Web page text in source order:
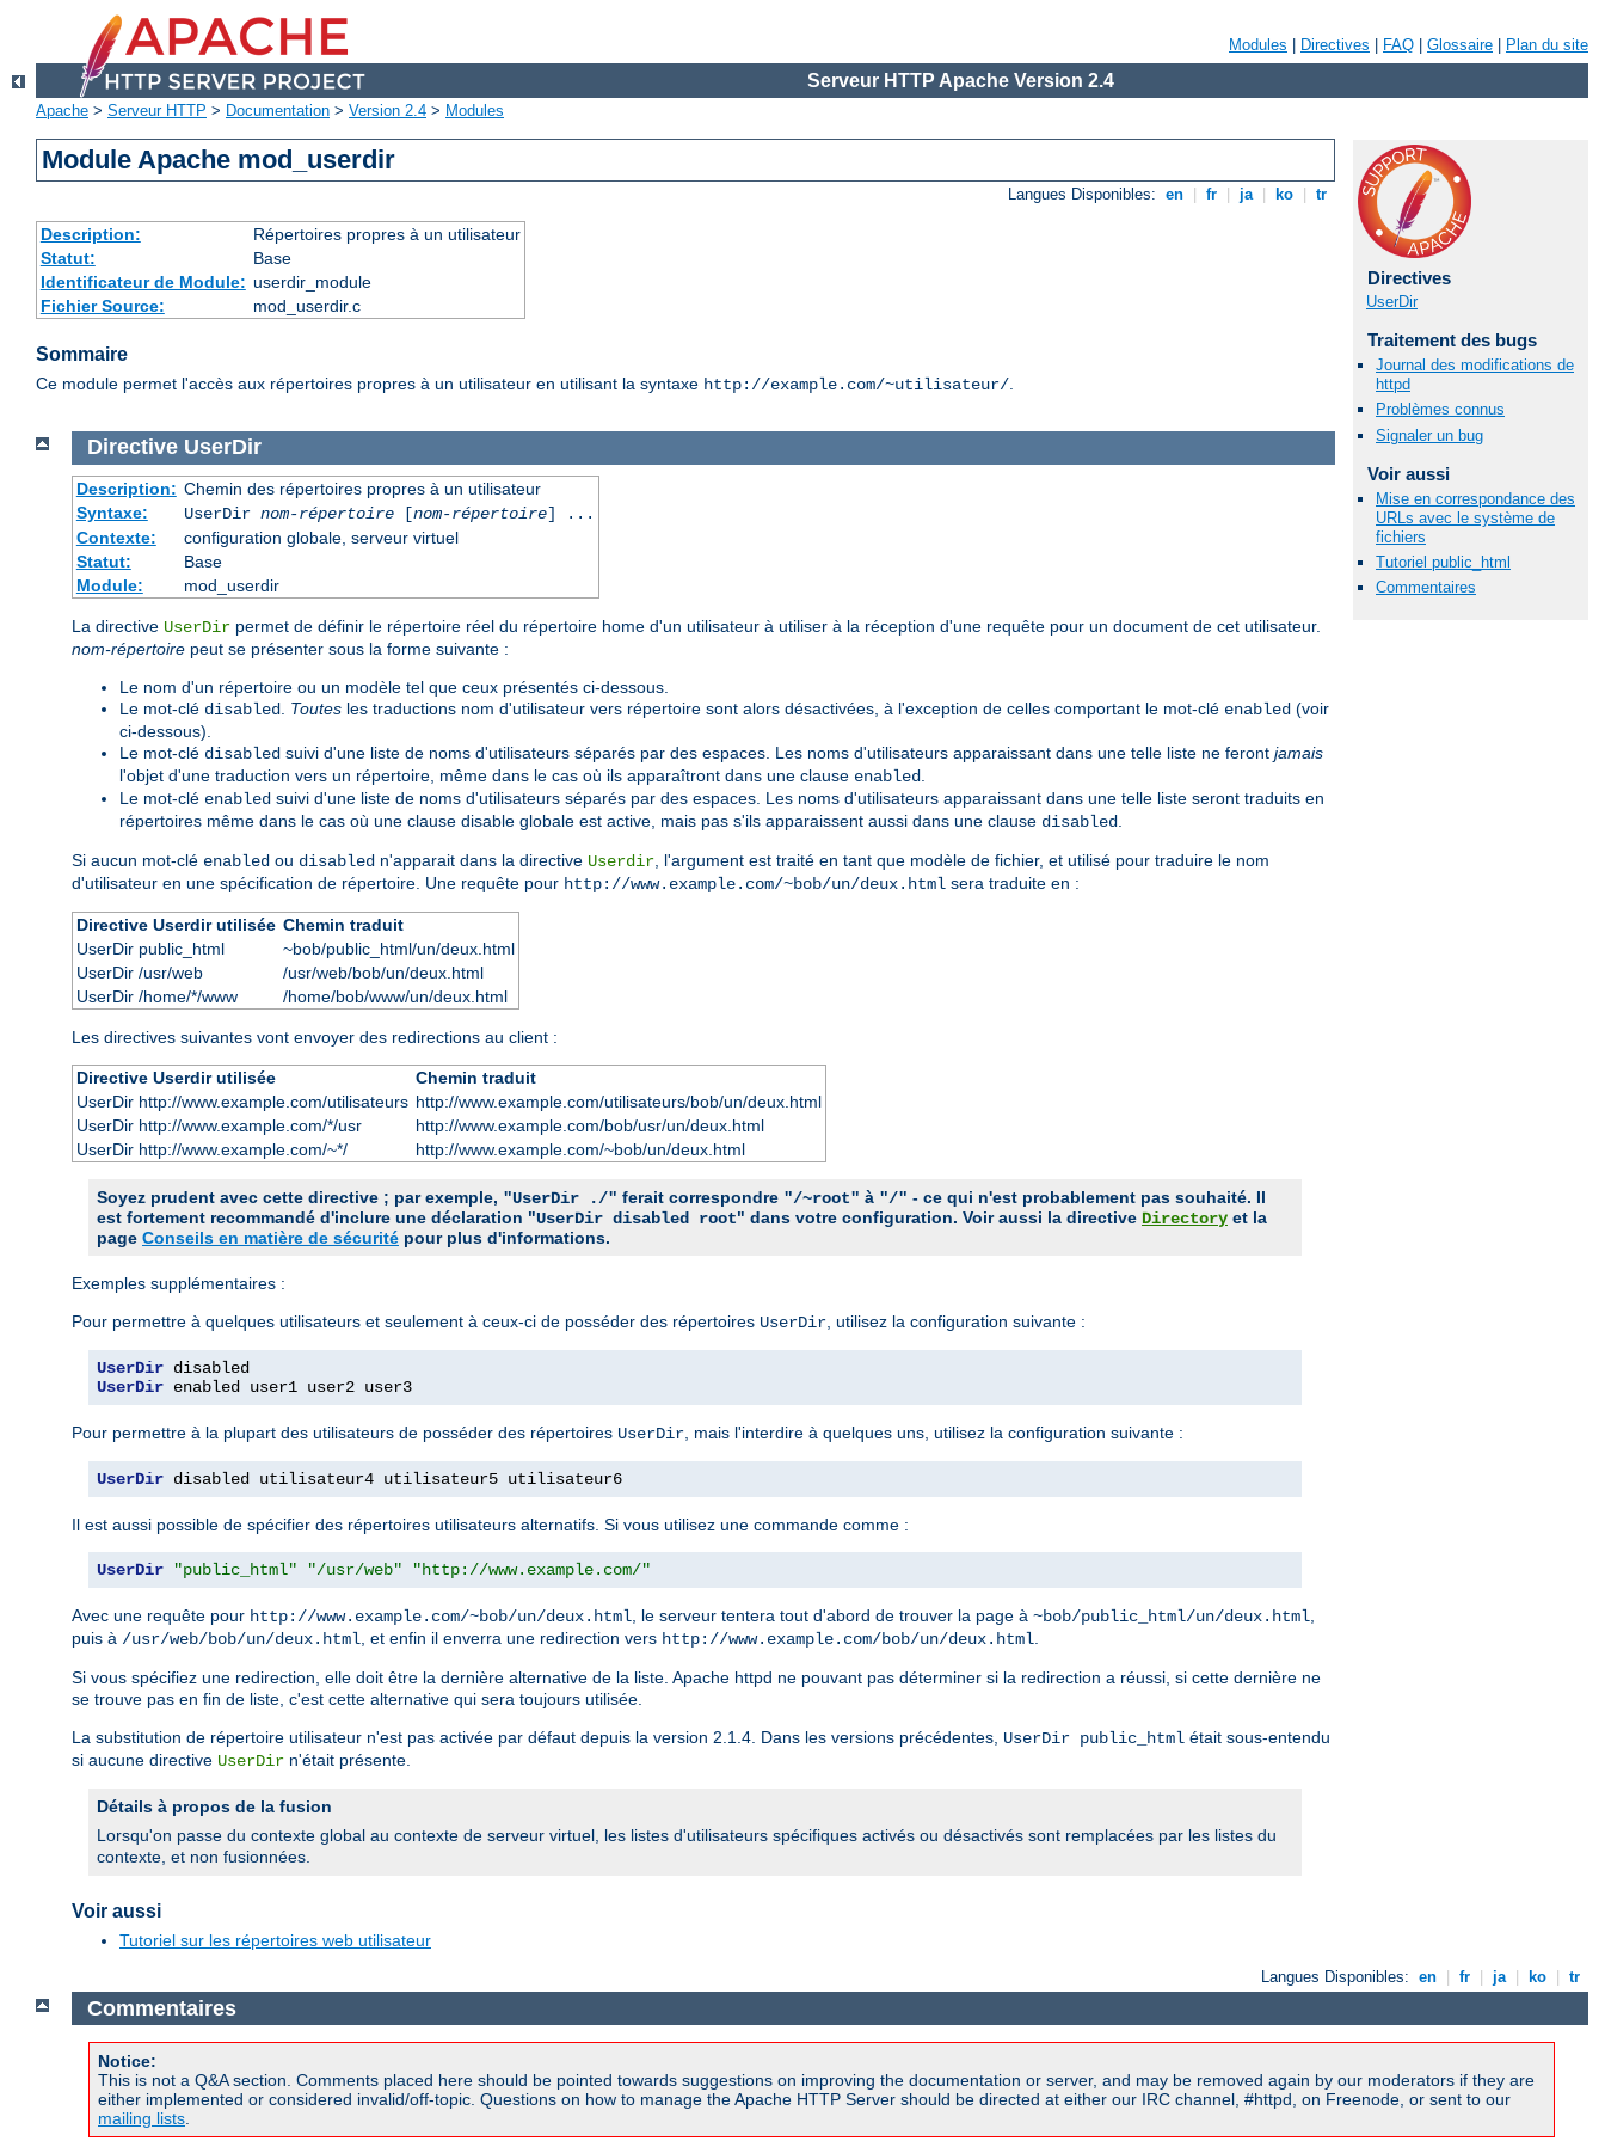
Modules Directives FAQ Glossaire Plan du site
Serveur HTTP Apache Version 2.4
Apache > Serveur HTTP > Documentation > Version 2.4 > Modules
Module Apache mod_userdir
Langues Disponibles: en fr ja ko tr
Description:
Répertoires propres à un utilisateur
Statut:
Base
Identificateur de Module: userdir_module
Fichier Source:
mod_userdir.c
Sommaire
Ce module permet l'accès aux répertoires propres à un utilisateur en utilisant la syntaxe http://example.com/~utilisateur/.
Directives
UserDir
Traitement des bugs
Journal des modifications de
httpd
Problèmes connus
Signaler un bug
Voir aussi
Mise en correspondance des
URLs avec le système de
fichiers
Tutoriel public_html
Commentaires
Directive UserDir
Description: Chemin des répertoires propres à un utilisateur
Syntaxe:
UserDir nom-répertoire[nom-répertoire] ...
Contexte:
configuration globale, serveur virtuel
Statut:
Base
Module:
mod_userdir
La directive UserDir permet de définir le répertoire réel du répertoire home d'un utilisateur à utiliser à la réception d'une requête pour un document de cet utilisateur.
nom-répertoire peut se présenter sous la forme suivante :
Le nom d'un répertoire ou un modèle tel que ceux présentés ci-dessous.
Le mot-clé disabled Toutes les traductions nom d'utilisateur vers répertoire sont alors désactivées, à l'exception de celles comportant le mot-clé enabled (voir
ci-dessous).
Le mot-clé disabled suivi d'une liste de noms d'utilisateurs séparés par des espaces. Les noms d'utilisateurs apparaissant dans une telle liste ne feront jamais
l'objet d'une traduction vers un répertoire, même dans le cas où ils apparaîtront dans une clause enabled
Le mot-clé enabled suivi d'une liste de noms d'utilisateurs séparés par des espaces. Les noms d'utilisateurs apparaissant dans une telle liste seront traduits en
répertoires même dans le cas où une clause disable globale est active, mais pas s'ils apparaissent aussi dans une clause disabled
Si aucun mot-clé enabled ou disabled n'apparait dans la directive Userdir , l'argument est traité en tant que modèle de fichier, et utilisé pour traduire le nom
d'utilisateur en une spécification de répertoire. Une requête pour http://www.example.com/~bob/un/deux.html sera traduite en :
Directive Userdir utilisée Chemin traduit
UserDir public_html
~bob/public_html/un/deux.html
UserDir /usr/web
/usr/web/bob/un/deux.html
UserDir /home/*/www
/home/bob/www/un/deux.html
Les directives suivantes vont envoyer des redirections au client :
Directive Userdir utilisée
Chemin traduit
UserDir http://www.example.com/utilisateurs http://www.example.com/utilisateurs/bob/un/deux.html
UserDir http://www.example.com/*/usr
http://www.example.com/bob/usr/un/deux.html
UserDir http://www.example.com/~*/
http://www.example.com/~bob/un/deux.html
Soyez prudent avec cette directive ; par exemple, "UserDir ./" ferait correspondre "/~root" à "/" - ce qui n'est probablement pas souhaité. Il
est fortement recommandé d'inclure une déclaration "UserDir disabled root" dans votre configuration. Voir aussi la directive Directory et la
page Conseils en matière de sécurité pour plus d'informations.
Exemples supplémentaires :
Pour permettre à quelques utilisateurs et seulement à ceux-ci de posséder des répertoires UserDir , utilisez la configuration suivante :
UserDir
UserDir enabled user1 user2 user3
Pour permettre à la plupart des utilisateurs de posséder des répertoires UserDir , mais l'interdire à quelques uns, utilisez la configuration suivante :
UserDir disabled utilisateur4 utilisateur5 utilisateur6
Il est aussi possible de spécifier des répertoires utilisateurs alternatifs. Si vous utilisez une commande comme :
UserDir "public_html" "/usr/web" "http://www.example.com/"
Avec une requête pour http://www.example.com/~bob/un/deux.html , le serveur tentera tout d'abord de trouver la page à ~bob/public_html/un/deux.html
puis à /usr/web/bob/un/deux.html , et enfin il enverra une redirection vers http://www.example.com/bob/un/deux.html
Si vous spécifiez une redirection, elle doit être la dernière alternative de la liste. Apache httpd ne pouvant pas déterminer si la redirection a réussi, si cette dernière ne
se trouve pas en fin de liste, c'est cette alternative qui sera toujours utilisée.
La substitution de répertoire utilisateur n'est pas activée par défaut depuis la version 2.1.4. Dans les versions précédentes, UserDir public_html était sous-entendu
si aucune directive UserDir n'était présente.
Détails à propos de la fusion
Lorsqu'on passe du contexte global au contexte de serveur virtuel, les listes d'utilisateurs spécifiques activés ou désactivés sont remplacées par les listes du
contexte, et non fusionnées.
Voir aussi
Tutoriel sur les répertoires web utilisateur
Langues Disponibles: en fr ja ko tr
Commentaires
Notice:
This is not a Q&A section. Comments placed here should be pointed towards suggestions on improving the documentation or server, and may be removed again by our moderators if they are
either implemented or considered invalid/off-topic. Questions on how to manage the Apache HTTP Server should be directed at either our IRC channel, #httpd, on Freenode, or sent to our
mailing lists.